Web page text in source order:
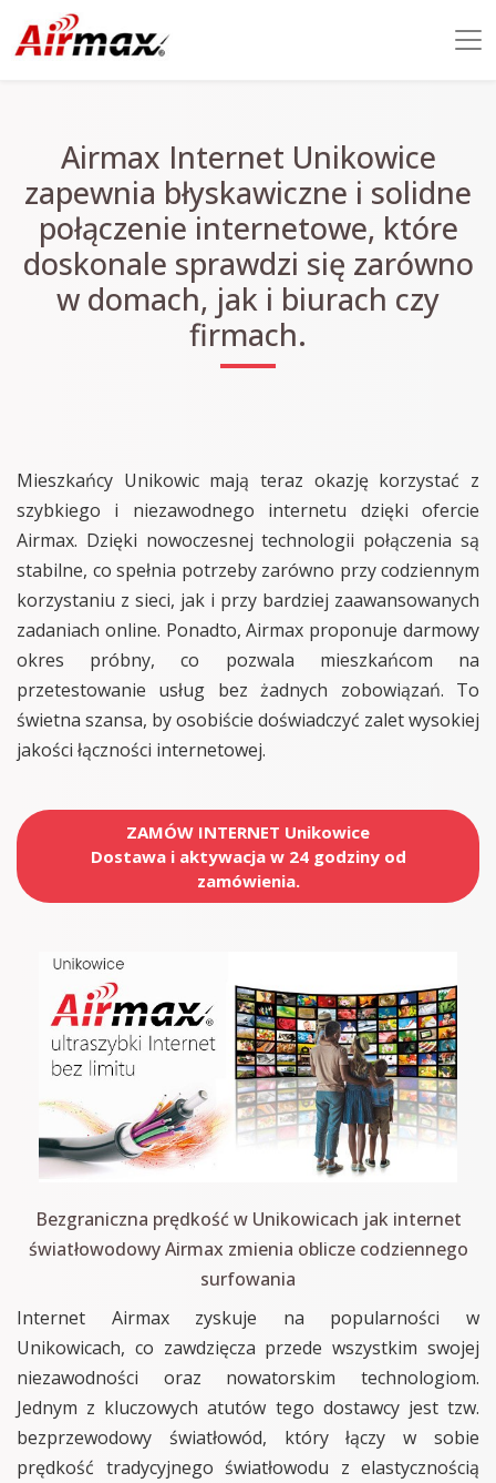
Airmax Internet Unikowice
zapewnia błyskawiczne i solidne
połączenie internetowe, które
doskonale sprawdzi się zarówno
w domach, jak i biurach czy
firmach.
Mieszkańcy Unikowic mają teraz okazję korzystać z
szybkiego i niezawodnego internetu dzięki ofercie
Airmax. Dzięki nowoczesnej technologii połączenia są
stabilne, co spełnia potrzeby zarówno przy codziennym
korzystaniu z sieci, jak i przy bardziej zaawansowanych
zadaniach online. Ponadto, Airmax proponuje darmowy
okres próbny, co pozwala mieszkańcom na
przetestowanie usług bez żadnych zobowiązań. To
świetna szansa, by osobiście doświadczyć zalet wysokiej
jakości łączności internetowej.
ZAMÓW INTERNET Unikowice
Dostawa i aktywacja w 24 godziny od
zamówienia.
Bezgraniczna prędkość w Unikowicach jak internet
światłowodowy Airmax zmienia oblicze codziennego
surfowania
Internet Airmax zyskuje na popularności w
Unikowicach, co zawdzięcza przede wszystkim swojej
niezawodności oraz nowatorskim technologiom.
Jednym z kluczowych atutów tego dostawcy jest tzw.
bezprzewodowy światłowód, który łączy w sobie
prędkość tradycyjnego światłowodu z elastycznością